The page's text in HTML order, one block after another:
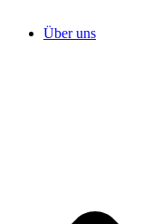
Über uns